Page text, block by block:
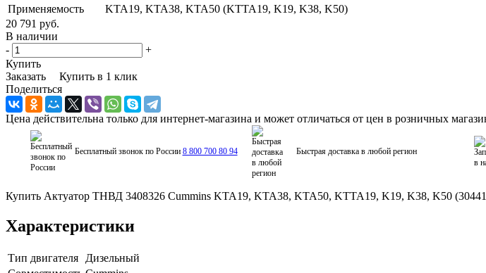
Применяемость
KTA19, KTA38, KTA50 (KTTA19, K19, K38, K50)
20 791 руб.
В наличии
-
+
Купить
Заказать
Купить в 1 клик
Поделиться
Цена действительна только для интернет-магазина и может отличаться от цен в розничных
Бесплатный звонок по России 8 800 700 80 94 Быстрая доставка в любой регион
Купить Актуатор ТНВД 3408326 Cummins KTA19, KTA38, KTA50, KTTA19, K19, K38, K50
Характеристики
Тип двигателя
Дизельный